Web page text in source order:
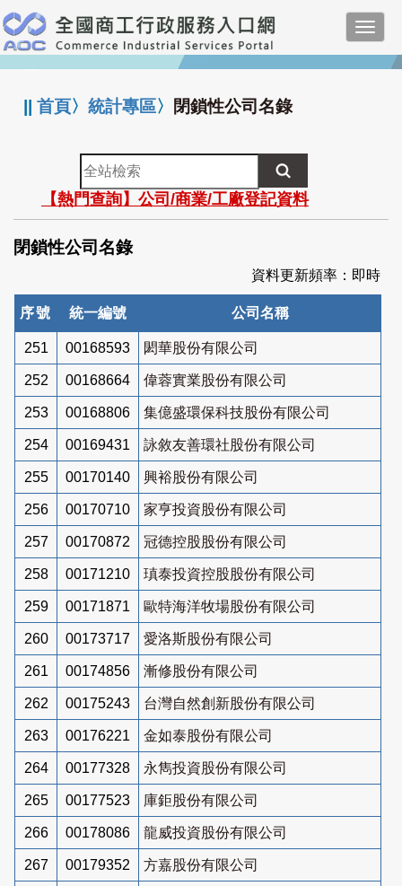
跳
到
主
要
:::
||首頁〉統計專區〉 閉鎖性公司名錄
全
站
檢
索
【熱門查詢】公司/商業/工廠登記資料
閉鎖性公司名錄
資料更新頻率：即時
序號 統一編號 公司名稱
251 00168593 閎華股份有限公司
252 00168664 偉蓉實業股份有限公司
253 00168806 集億盛環保科技股份有限公司
254 00169431 詠敘友善環社股份有限公司
255 00170140 興裕股份有限公司
256 00170710 家亨投資股份有限公司
257 00170872 冠德控股股份有限公司
258 00171210 瑱泰投資控股股份有限公司
259 00171871 歐特海洋牧場股份有限公司
260 00173717 愛洛斯股份有限公司
261 00174856 漸修股份有限公司
262 00175243 台灣自然創新股份有限公司
263 00176221 金如泰股份有限公司
264 00177328 永雋投資股份有限公司
265 00177523 庫鉅股份有限公司
266 00178086 龍威投資股份有限公司
267 00179352 方嘉股份有限公司